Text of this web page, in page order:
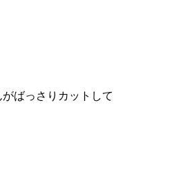
ばっさりカットして